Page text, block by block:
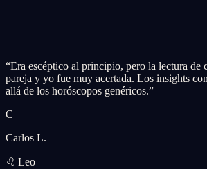
“Era escéptico al principio, pero la lectura de
pareja y yo fue muy acertada. Los insights
allá de los horóscopos genéricos.”
C
Carlos L.
♌ Leo